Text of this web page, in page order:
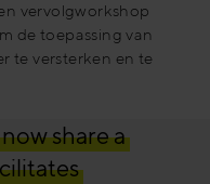
vervolgworkshop
de toepassing van
te versterken en te
share a